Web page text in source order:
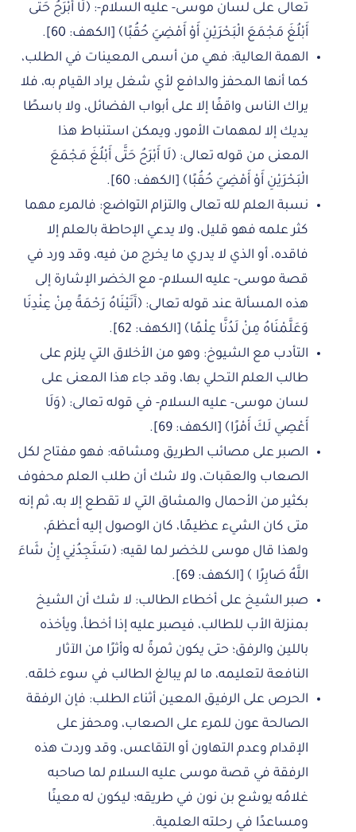
تعالى على لسان موسى- عليه السلام-: ﴿لَا أَبْرَحُ حَتَّى
أَبْلُغَ مَجْمَعَ الْبَحْرَيْنِ أَوْ أَمْضِيَ حُقُبًا﴾ [الكهف: 60].
الهمة العالية: فهي من أسمى المعينات في الطلب،
كما أنها المحفز والدافع لأي شغل يراد القيام به، فلا
يراك الناس واقفًا إلا على أبواب الفضائل، ولا باسطًا
يديك إلا لمهمات الأمور، ويمكن استنباط هذا
المعنى من قوله تعالى: ﴿لَا أَبْرَحُ حَتَّى أَبْلُغَ مَجْمَعَ
الْبَحْرَيْنِ أَوْ أَمْضِيَ حُقُبًا﴾ [الكهف: 60].
نسبة العلم لله تعالى والتزام التواضع: فالمرء مهما
كثر علمه فهو قليل، ولا يدعي الإحاطة بالعلم إلا
فاقده، أو الذي لا يدري ما يخرج من فيه، وقد ورد في
قصة موسى- عليه السلام- مع الخضر الإشارة إلى
هذه المسألة عند قوله تعالى: ﴿آَتَيْنَاهُ رَحْمَةً مِنْ عِنْدِنَا
وَعَلَّمْنَاهُ مِنْ لَدُنَّا عِلْمًا﴾ [الكهف: 62].
التأدب مع الشيوخ: وهو من الأخلاق التي يلزم على
طالب العلم التحلي بها، وقد جاء هذا المعنى على
لسان موسى- عليه السلام- في قوله تعالى: ﴿وَلَا
أَعْصِي لَكَ أَمْرًا﴾ [الكهف: 69].
الصبر على مصائب الطريق ومشاقه: فهو مفتاح لكل
الصعاب والعقبات، ولا شك أن طلب العلم محفوف
بكثير من الأحمال والمشاق التي لا تقطع إلا به، ثم إنه
متى كان الشيء عظيمًا، كان الوصول إليه أعظمَ،
ولهذا قال موسى للخضر لما لقيه: ﴿سَتَجِدُنِي إِنْ شَاءَ
اللَّهُ صَابِرًا ﴾ [الكهف: 69].
صبر الشيخ على أخطاء الطالب: لا شك أن الشيخ
بمنزلة الأب للطالب، فيصبر عليه إذا أخطأ، ويأخذه
باللين والرفق؛ حتى يكون ثمرةً له وأثرًا من الآثار
النافعة لتعليمه، ما لم يبالغ الطالب في سوء خلقه.
الحرص على الرفيق المعين أثناء الطلب: فإن الرفقة
الصالحة عون للمرء على الصعاب، ومحفز على
الإقدام وعدم التهاون أو التقاعس، وقد وردت هذه
الرفقة في قصة موسى عليه السلام لما صاحبه
غلامُه يوشع بن نون في طريقه؛ ليكون له معينًا
ومساعدًا في رحلته العلمية.